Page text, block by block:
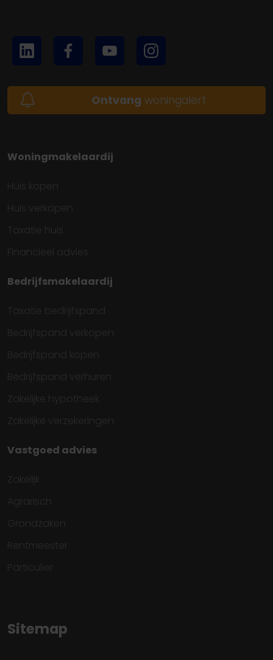
Ontvang woningalert
Woningmakelaardij
Huis kopen
Huis verkopen
Taxatie huis
Financieel advies
Bedrijfsmakelaardij
Taxatie bedrijfspand
Bedrijfspand verkopen
Bedrijfspand kopen
Bedrijfspand verhuren
Zakelijke hypotheek
Zakelijke verzekeringen
Vastgoed advies
Zakelijk
Agrarisch
Grondzaken
Rentmeester
Particulier
Sitemap